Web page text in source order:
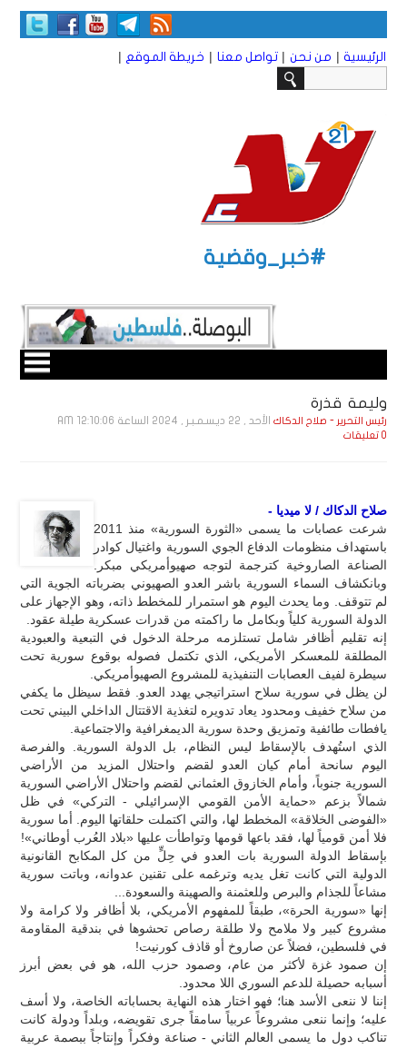
الرئيسية | من نحن | تواصل معنا | خريطة الموقع |
#خبر_وقضية
وليمة قذرة
رئيس التحرير - صلاح الدكاك الأحد , 22 ديـسـمـبـر , 2024 الساعة 12:10:06 AM
0 تعليقات
صلاح الدكاك / لا ميديا -
شرعت عصابات ما يسمى «الثورة السورية» منذ 2011
باستهداف منظومات الدفاع الجوي السورية واغتيال كوادر
الصناعة الصاروخية كترجمة لتوجه صهيوأمريكي مبكر.
وبانكشاف السماء السورية باشر العدو الصهيوني بضرباته الجوية التي
لم تتوقف. وما يحدث اليوم هو استمرار للمخطط ذاته، وهو الإجهاز على
الدولة السورية كلياً وبكامل ما راكمته من قدرات عسكرية طيلة عقود.
إنه تقليم أظافر شامل تستلزمه مرحلة الدخول في التبعية والعبودية
المطلقة للمعسكر الأمريكي، الذي تكتمل فصوله بوقوع سورية تحت
سيطرة لفيف العصابات التنفيذية للمشروع الصهيوأمريكي.
لن يظل في سورية سلاح استراتيجي يهدد العدو. فقط سيظل ما يكفي
من سلاح خفيف ومحدود يعاد تدويره لتغذية الاقتتال الداخلي البيني تحت
يافطات طائفية وتمزيق وحدة سورية الديمغرافية والاجتماعية.
الذي استُهدف بالإسقاط ليس النظام، بل الدولة السورية. والفرصة
اليوم سانحة أمام كيان العدو لقضم واحتلال المزيد من الأراضي
السورية جنوباً، وأمام الخازوق العثماني لقضم واحتلال الأراضي السورية
شمالاً بزعم «حماية الأمن القومي الإسرائيلي - التركي» في ظل
«الفوضى الخلاقة» المخطط لها، والتي اكتملت حلقاتها اليوم. أما سورية
فلا أمن قومياً لها، فقد باعها قومها وتواطأت عليها «بلاد العُرب أوطاني»!
بإسقاط الدولة السورية بات العدو في حِلٍّ من كل المكابح القانونية
الدولية التي كانت تغل يديه وترغمه على تقنين عدوانه، وباتت سورية
مشاعاً للجذام والبرص وللعثمنة والصهينة والسعودة...
إنها «سورية الحرة»، طبقاً للمفهوم الأمريكي، بلا أظافر ولا كرامة ولا
مشروع كبير ولا ملامح ولا طلقة رصاص تحشوها في بندقية المقاومة
في فلسطين، فضلاً عن صاروخ أو قاذف كورنيت!
إن صمود غزة لأكثر من عام، وصمود حزب الله، هو في بعض أبرز
أسبابه حصيلة للدعم السوري اللا محدود.
إننا لا ننعى الأسد هنا؛ فهو اختار هذه النهاية بحساباته الخاصة، ولا أسف
عليه؛ وإنما ننعى مشروعاً عربياً سامقاً جرى تقويضه، وبلداً ودولة كانت
تناكب دول ما يسمى العالم الثاني - صناعة وفكراً وإنتاجاً ببصمة عربية